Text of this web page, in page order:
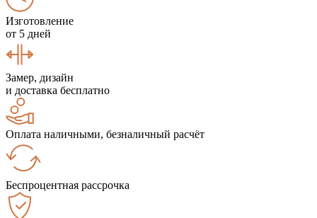
Изготовление
от 5 дней
Замер, дизайн
и доставка бесплатно
Оплата наличными, безналичный расчёт
Беспроцентная рассрочка